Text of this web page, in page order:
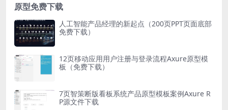
原型免费下载
人工智能产品经理的新起点（200页PPT页面底部
免费下载）
12页移动应用用户注册与登录流程Axure原型模
板（免费下载）
7页智策断版看板系统产品原型模板案例Axure R
P源文件下载